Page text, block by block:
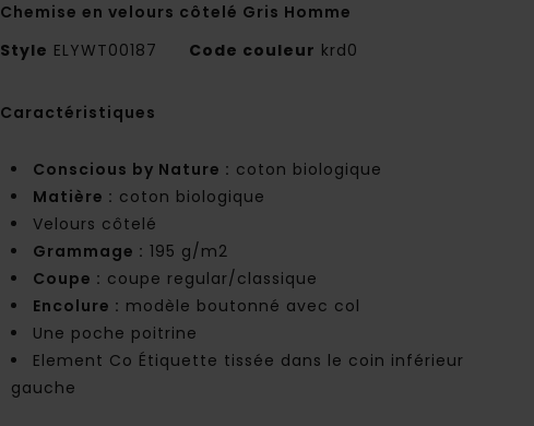
Chemise en velours côtelé Gris Homme
Style ELYWT00187 Code couleur krd0
Caractéristiques
Conscious by Nature : coton biologique
Matière : coton biologique
Velours côtelé
Grammage : 195 g/m2
Coupe : coupe regular/classique
Encolure : modèle boutonné avec col
Une poche poitrine
Element Co Étiquette tissée dans le coin inférieur
gauche